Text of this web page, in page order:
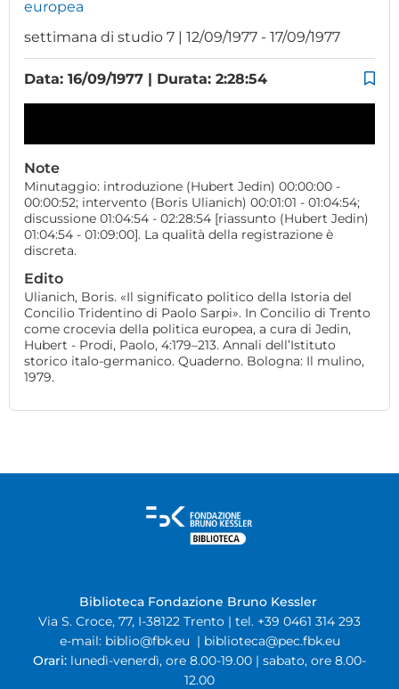
europea
settimana di studio 7 | 12/09/1977 - 17/09/1977
Data: 16/09/1977 | Durata: 2:28:54
Note
Minutaggio: introduzione (Hubert Jedin) 00:00:00 -
00:00:52; intervento (Boris Ulianich) 00:01:01 - 01:04:54;
discussione 01:04:54 - 02:28:54 [riassunto (Hubert Jedin)
01:04:54 - 01:09:00]. La qualità della registrazione è
discreta.
Edito
Ulianich, Boris. «Il significato politico della Istoria del
Concilio Tridentino di Paolo Sarpi». In Concilio di Trento
come crocevia della politica europea, a cura di Jedin,
Hubert - Prodi, Paolo, 4:179–213. Annali dell’Istituto
storico italo-germanico. Quaderno. Bologna: Il mulino,
1979.
Biblioteca Fondazione Bruno Kessler
Via S. Croce, 77, I-38122 Trento | tel. +39 0461 314 293
e-mail: biblio@fbk.eu | biblioteca@pec.fbk.eu
Orari: lunedì-venerdì, ore 8.00-19.00 | sabato, ore 8.00-
12.00